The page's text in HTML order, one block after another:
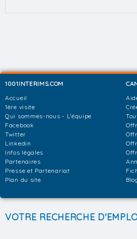
1001INTERIMS.COM
Accueil
1ère visite
Qui sommes-nous - L'équipe
Facebook
Twitter
Linkedin
Infos légales
Partenaires
Presse et Partenariat
Plan du site
VOTRE RECHERCHE